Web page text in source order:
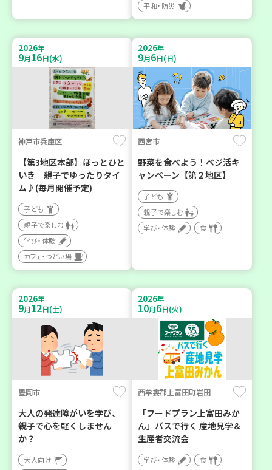
平和・防災
2026年
9月16日(水)
神戸市兵庫区
【第3地区本部】ほっとひと
いき 親子でゆったりタイ
ム♪(毎月開催予定)
子ども
親子で楽しむ
学び・体験
カフェ・つどい場
2026年
9月6日(日)
西宮市
野菜を食べよう！ベジ活キ
ャンペーン【第２地区】
子ども
親子で楽しむ
学び・体験
食
2026年
9月12日(土)
豊岡市
大人の発達障がいを学び、
親子で心を軽くしません
か？
大人向け
2026年
10月6日(火)
西牟婁郡上富田町岩田
「フードプラン上富田みか
ん」バスで行く 産地見学＆
生産者交流会
学び・体験 食